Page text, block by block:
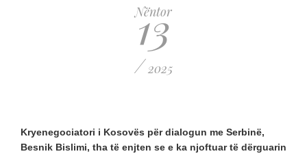
Nëntor
13
/ 2025
Kryenegociatori i Kosovës për dialogun me Serbinë,
Besnik Bislimi, tha të enjten se e ka njoftuar të dërguarin